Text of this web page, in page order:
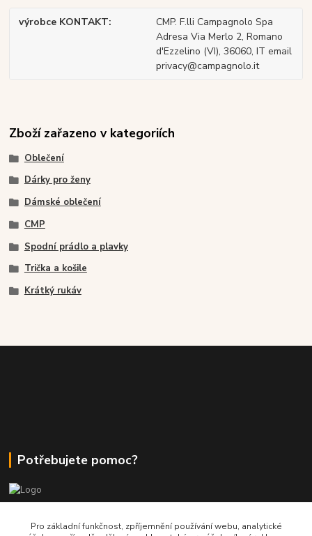
výrobce KONTAKT
CMP. F.lli Campagnolo Spa
Adresa Via Merlo 2, Romano
d'Ezzelino (VI), 36060, IT email
privacy@campagnolo.it
Zboží zařazeno v kategoriích
Oblečení
Dárky pro ženy
Dámské oblečení
CMP
Spodní prádlo a plavky
Trička a košile
Krátký rukáv
Potřebujete pomoc?
+420 380 830 198
Pro základní funkčnost, zpříjemnění používání webu, analytické